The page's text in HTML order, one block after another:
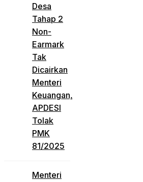
Desa
Tahap 2
Non-
Earmark
Tak
Dicairkan
Menteri
Keuangan,
APDESI
Tolak
PMK
81/2025
Menteri